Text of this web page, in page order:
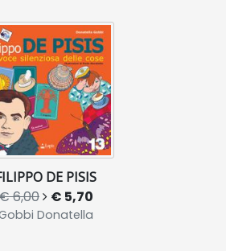
DE PISIS
6,00 € 5,70
Donatella